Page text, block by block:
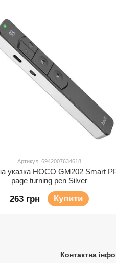
Артикул: 6942007634618
указка HOCO GM202 Smart
page turning pen Silver
263 грн Купити
Контактна